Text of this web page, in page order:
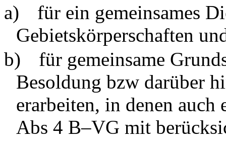
a)
für ein gemeinsames
Gebietskörperschaften
b)
für gemeinsame
Besoldung bzw darüber
erarbeiten, in denen
Abs 4 B–VG mit